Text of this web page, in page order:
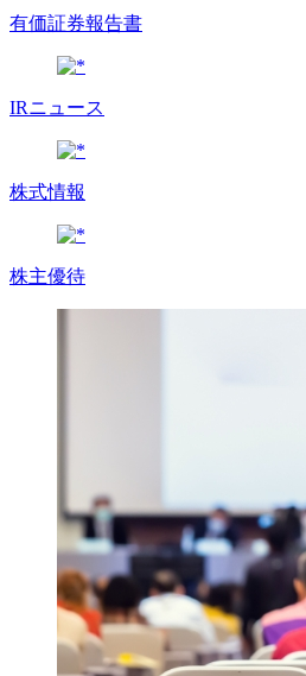
有価証券報告書
IRニュース
株式情報
株主優待